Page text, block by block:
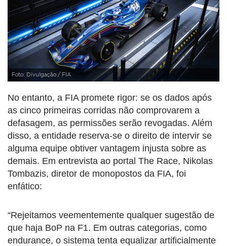
Foto: Divulgação / FIA
No entanto, a FIA promete rigor: se os dados após
as cinco primeiras corridas não comprovarem a
defasagem, as permissões serão revogadas. Além
disso, a entidade reserva-se o direito de intervir se
alguma equipe obtiver vantagem injusta sobre as
demais. Em entrevista ao portal The Race, Nikolas
Tombazis, diretor de monopostos da FIA, foi
enfático:
“Rejeitamos veementemente qualquer sugestão de
que haja BoP na F1. Em outras categorias, como
endurance, o sistema tenta equalizar artificialmente